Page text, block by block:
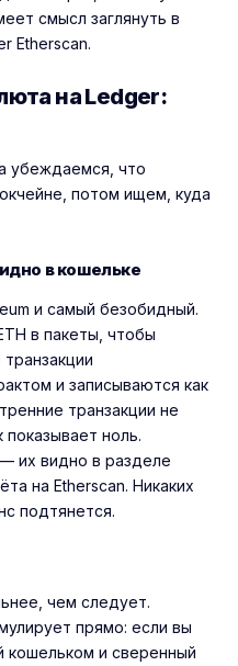
смысл заглянуть в
Etherscan.
на Ledger:
убеждаемся, что
потом ищем, куда
в кошельке
и самый безобидный.
в пакеты, чтобы
и записываются как
транзакции не
ноль.
их видно в разделе
на Etherscan. Никаких
подтянется.
чем следует.
прямо: если вы
кошельком и сверенный